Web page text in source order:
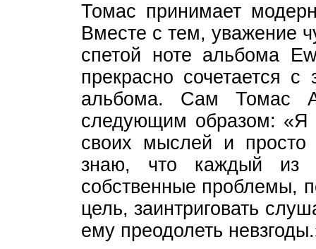
Томас принимает
Вместе с тем, уважение
спетой ноте альбома
прекрасно сочетается с
альбома. Сам Томас
следующим образом: «Я
своих мыслей и просто
знаю, что каждый из
собственные проблемы,
цель, заинтриговать
ему преодолеть